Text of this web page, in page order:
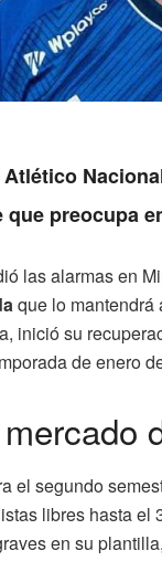
preocupa
las alarmas en
que lo mantendrá
inició su
de enero
el segundo
libres hasta
en su